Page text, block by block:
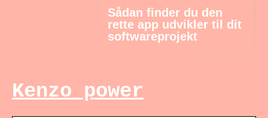
Sådan finder du den
rette app udvikler til dit
softwareprojekt
Kenzo power